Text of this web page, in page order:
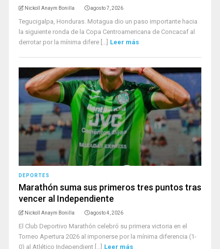
Nickoll Anaym Bonilla agosto 7, 2026
Tegucigalpa, Honduras. Motagua dio un paso importante hacia
la siguiente ronda de la Copa Centroamericana de Concacaf al
derrotar por la mínima difere [...] Leer más
DEPORTES
Marathón suma sus primeros tres puntos tras
vencer al Independiente
Nickoll Anaym Bonilla agosto 4, 2026
El Club Deportivo Marathón celebró su primera victoria en el
Torneo Apertura 2026 al imponerse por la mínima diferencia (1-
0) al Atlético Independient [...] Leer más